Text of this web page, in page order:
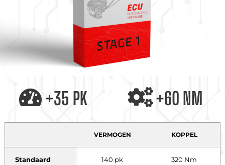
+35 PK +60 NM
VERMOGEN KOPPEL
Standaard 140 pk 320 Nm